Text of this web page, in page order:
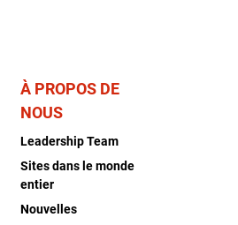
À PROPOS DE
NOUS
Leadership Team
Sites dans le monde
entier
Nouvelles